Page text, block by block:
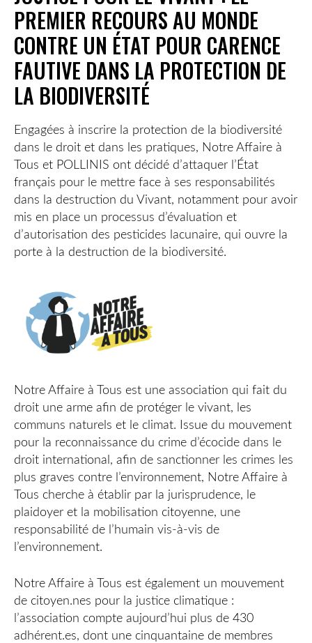
PREMIER RECOURS AU MONDE
CONTRE UN ÉTAT POUR CARENCE
FAUTIVE DANS LA PROTECTION DE
LA BIODIVERSITÉ
Engagées à inscrire la protection de la biodiversité
dans le droit et dans les pratiques, Notre Affaire à
Tous et POLLINIS ont décidé d’attaquer l’État
français pour le mettre face à ses responsabilités
dans la destruction du Vivant, notamment pour avoir
mis en place un processus d’évaluation et
d’autorisation des pesticides lacunaire, qui ouvre la
porte à la destruction de la biodiversité.
Notre Affaire à Tous est une association qui fait du
droit une arme afin de protéger le vivant, les
communs naturels et le climat. Issue du mouvement
pour la reconnaissance du crime d’écocide dans le
droit international, afin de sanctionner les crimes les
plus graves contre l’environnement, Notre Affaire à
Tous cherche à établir par la jurisprudence, le
plaidoyer et la mobilisation citoyenne, une
responsabilité de l’humain vis-à-vis de
l’environnement.
Notre Affaire à Tous est également un mouvement
de citoyen.nes pour la justice climatique :
l’association compte aujourd’hui plus de 430
adhérent.es, dont une cinquantaine de membres